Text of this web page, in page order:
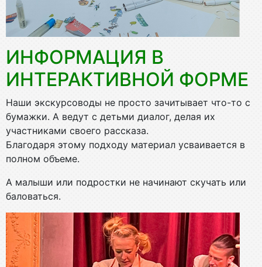
ИНФОРМАЦИЯ В
ИНТЕРАКТИВНОЙ ФОРМЕ
Наши экскурсоводы не просто зачитывает что-то с
бумажки. А ведут с детьми диалог, делая их
участниками своего рассказа.
Благодаря этому подходу материал усваивается в
полном объеме.
А малыши или подростки не начинают скучать или
баловаться.